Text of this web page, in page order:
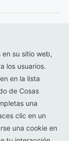
su sitio web,
los usuarios.
en la lista
de Cosas
una
clic en un
una cookie en